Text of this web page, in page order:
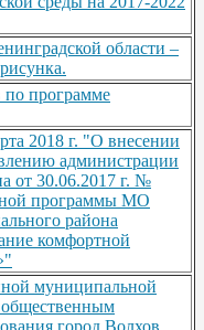
области –
по программе
2018 г. "О внесении
администрации
от 30.06.2017 г. №
программы МО
района
комфортной
муниципальной
общественным
город Волхов